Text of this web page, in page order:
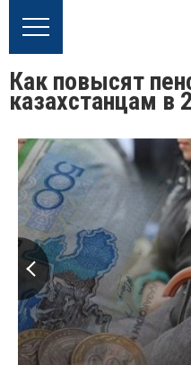
Как повысят
казахстанцам в